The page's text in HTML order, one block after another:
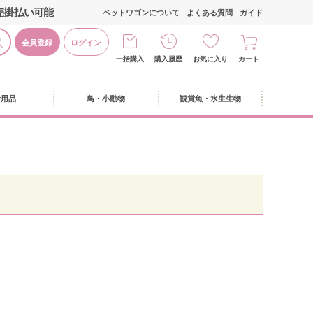
掛払い可能
会員登録 ログイン
ペットワゴンについて よくある質問 ガイド
一括購入 購入履歴 お気に入り カート
品 鳥・小動物 観賞魚・水生生物